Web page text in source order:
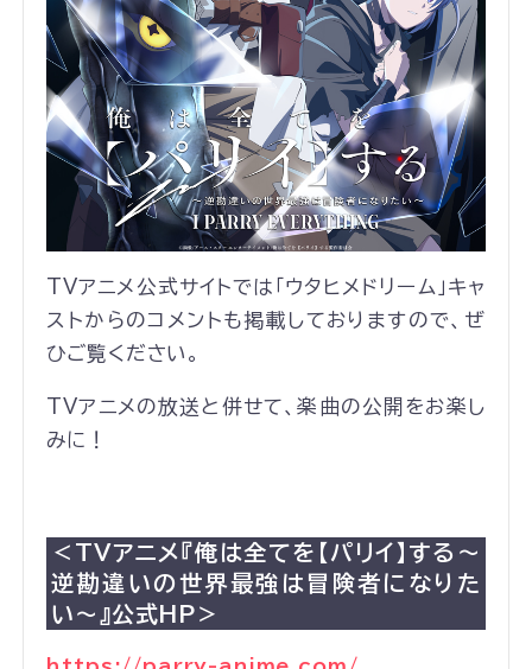
TVアニメ公式サイトでは「ウタヒメドリーム」キャ
ストからのコメントも掲載しておりますので、ぜ
ひご覧ください。
TVアニメの放送と併せて、楽曲の公開をお楽し
みに！
＜TVアニメ『俺は全てを【パリイ】する〜
逆勘違いの世界最強は冒険者になりた
い〜』公式HP＞